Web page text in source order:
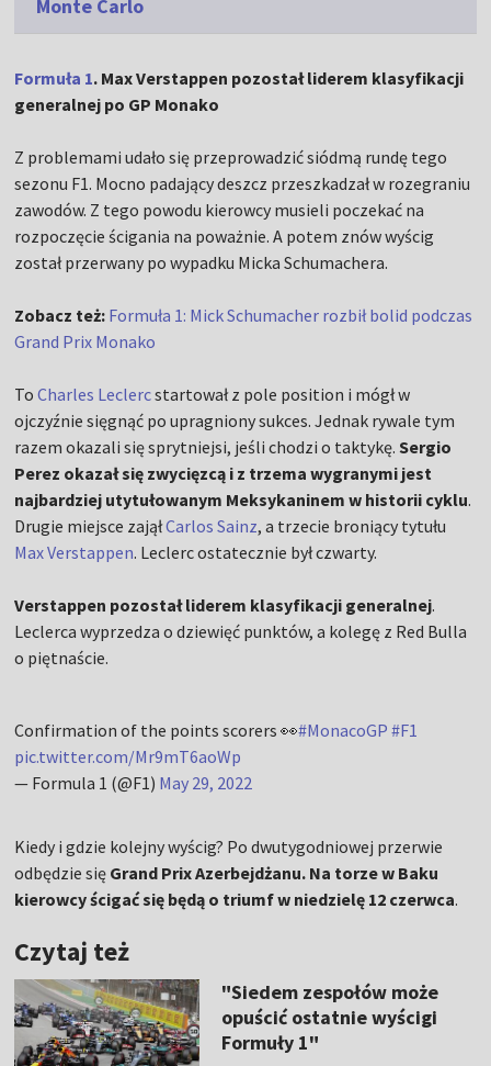
Monte Carlo
Formuła 1. Max Verstappen pozostał liderem klasyfikacji
generalnej po GP Monako
Z problemami udało się przeprowadzić siódmą rundę tego
sezonu F1. Mocno padający deszcz przeszkadzał w rozegraniu
zawodów. Z tego powodu kierowcy musieli poczekać na
rozpoczęcie ścigania na poważnie. A potem znów wyścig
został przerwany po wypadku Micka Schumachera.
Zobacz też: Formuła 1: Mick Schumacher rozbił bolid podczas
Grand Prix Monako
ToCharles Leclercstartował z pole position i mógł w
ojczyźnie sięgnąć po upragniony sukces. Jednak rywale tym
razem okazali się sprytniejsi, jeśli chodzi o taktykę.Sergio
Perez okazał się zwycięzcą i z trzema wygranymi jest
najbardziej utytułowanym Meksykaninem w historii cyklu.
Drugie miejsce zająłCarlos Sainz, a trzecie broniący tytułu
Max Verstappen. Leclerc ostatecznie był czwarty.
Verstappen pozostał liderem klasyfikacji generalnej.
Leclerca wyprzedza o dziewięć punktów, a kolegę z Red Bulla
o piętnaście.
Confirmation of the points scorers 👀#MonacoGP #F1
pic.twitter.com/Mr9mT6aoWp
— Formula 1 (@F1) May 29, 2022
Kiedy i gdzie kolejny wyścig? Po dwutygodniowej przerwie
odbędzie się Grand Prix Azerbejdżanu. Na torze w Baku
kierowcy ścigać się będą o triumf w niedzielę 12 czerwca.
Czytaj też
"Siedem zespołów może
opuścić ostatnie wyścigi
Formuły 1"